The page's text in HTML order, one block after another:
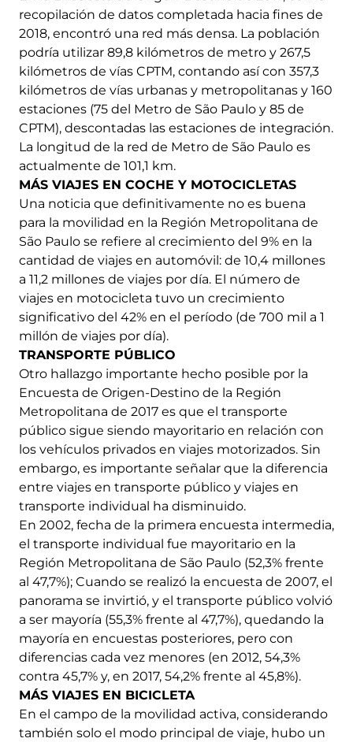
recopilación de datos completada hacia fines de
2018, encontró una red más densa. La población
podría utilizar 89,8 kilómetros de metro y 267,5
kilómetros de vías CPTM, contando así con 357,3
kilómetros de vías urbanas y metropolitanas y 160
estaciones (75 del Metro de São Paulo y 85 de
CPTM), descontadas las estaciones de integración.
La longitud de la red de Metro de São Paulo es
actualmente de 101,1 km.
MÁS VIAJES EN COCHE Y MOTOCICLETAS
Una noticia que definitivamente no es buena
para la movilidad en la Región Metropolitana de
São Paulo se refiere al crecimiento del 9% en la
cantidad de viajes en automóvil: de 10,4 millones
a 11,2 millones de viajes por día. El número de
viajes en motocicleta tuvo un crecimiento
significativo del 42% en el período (de 700 mil a 1
millón de viajes por día).
TRANSPORTE PÚBLICO
Otro hallazgo importante hecho posible por la
Encuesta de Origen-Destino de la Región
Metropolitana de 2017 es que el transporte
público sigue siendo mayoritario en relación con
los vehículos privados en viajes motorizados. Sin
embargo, es importante señalar que la diferencia
entre viajes en transporte público y viajes en
transporte individual ha disminuido.
En 2002, fecha de la primera encuesta intermedia,
el transporte individual fue mayoritario en la
Región Metropolitana de São Paulo (52,3% frente
al 47,7%); Cuando se realizó la encuesta de 2007, el
panorama se invirtió, y el transporte público volvió
a ser mayoría (55,3% frente al 47,7%), quedando la
mayoría en encuestas posteriores, pero con
diferencias cada vez menores (en 2012, 54,3%
contra 45,7% y, en 2017, 54,2% frente al 45,8%).
MÁS VIAJES EN BICICLETA
En el campo de la movilidad activa, considerando
también solo el modo principal de viaje, hubo un